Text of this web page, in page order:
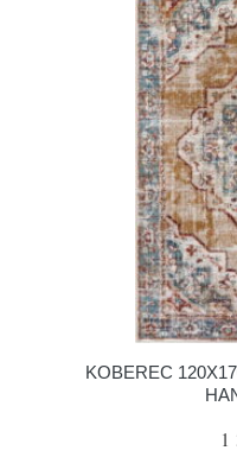
KOBEREC
1